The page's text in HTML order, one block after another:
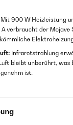
Mit 900 W Heizleistung
verbraucht der Mojave
Infrarotstrahlung
bleibt unberührt, was
ist.